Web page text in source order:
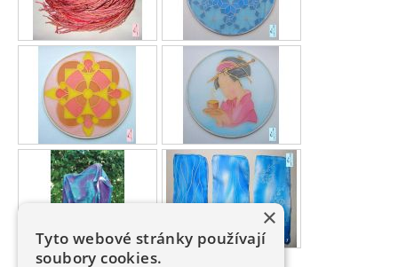
×
Tyto webové stránky používají
soubory cookies.